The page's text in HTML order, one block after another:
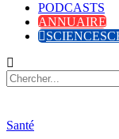
PODCASTS
ANNUAIRE
Santé